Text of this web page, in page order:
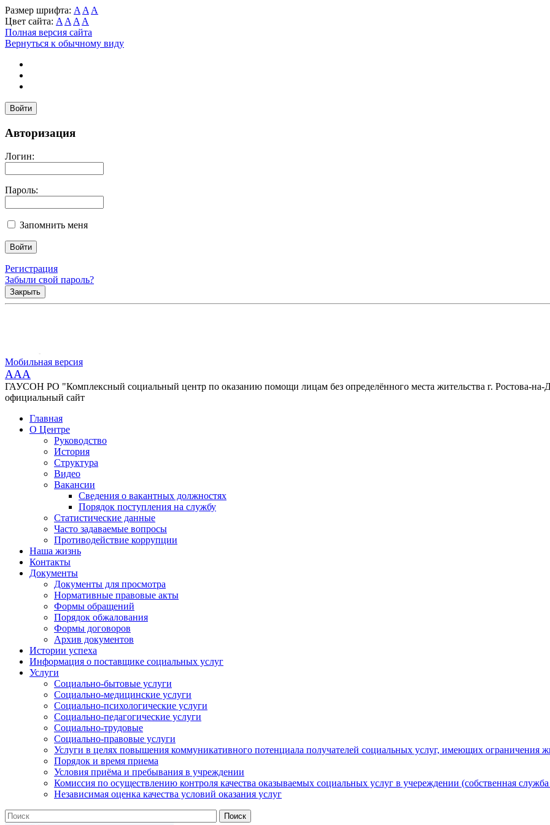
Размер шрифта: A A A
Цвет сайта: A A A A
Полная версия сайта
Вернуться к обычному виду
Войти
Авторизация
Логин:
Пароль:
Запомнить меня
Регистрация
Забыли свой пароль?
Закрыть
Мобильная версия
AAA
ГАУСОН РО "Комплексный социальный центр по оказанию помощи лицам без определённого места жительства г. Ростова-на-
официальный сайт
Главная
О Центре
Руководство
История
Структура
Видео
Вакансии
Сведения о вакантных должностях
Порядок поступления на службу
Статистические данные
Часто задаваемые вопросы
Противодействие коррупции
Наша жизнь
Контакты
Документы
Документы для просмотра
Нормативные правовые акты
Формы обращений
Порядок обжалования
Формы договоров
Архив документов
Истории успеха
Информация о поставщике социальных услуг
Услуги
Социально-бытовые услуги
Социально-медицинские услуги
Социально-психологические услуги
Социально-педагогические услуги
Социально-трудовые
Социально-правовые услуги
Услуги в целях повышения коммуникативного потенциала получателей социальных услуг, имеющих ограничения
Порядок и время приема
Условия приёма и пребывания в учреждении
Комиссия по осуществлению контроля качества оказываемых социальных услуг в учереждении (собственная
Независимая оценка качества условий оказания услуг